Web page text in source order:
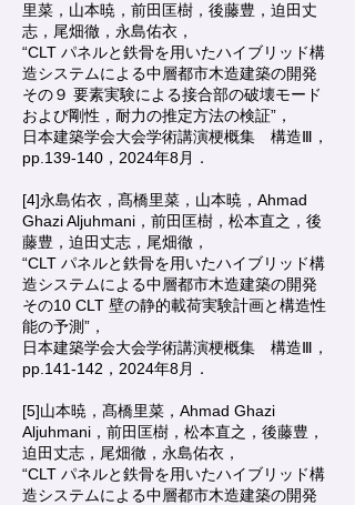
里菜，山本暁，前田匡樹，後藤豊，迫田丈
志，尾畑徹，永島佑衣，
“CLT パネルと鉄骨を用いたハイブリッド構
造システムによる中層都市木造建築の開発
その９ 要素実験による接合部の破壊モード
および剛性，耐力の推定方法の検証”，
日本建築学会大会学術講演梗概集 構造Ⅲ，
pp.139-140，2024年8月．
[4]永島佑衣，髙橋里菜，山本暁，Ahmad
Ghazi Aljuhmani，前田匡樹，松本直之，後
藤豊，迫田丈志，尾畑徹，
“CLT パネルと鉄骨を用いたハイブリッド構
造システムによる中層都市木造建築の開発
その10 CLT 壁の静的載荷実験計画と構造性
能の予測”，
日本建築学会大会学術講演梗概集 構造Ⅲ，
pp.141-142，2024年8月．
[5]山本暁，髙橋里菜，Ahmad Ghazi
Aljuhmani，前田匡樹，松本直之，後藤豊，
迫田丈志，尾畑徹，永島佑衣，
“CLT パネルと鉄骨を用いたハイブリッド構
造システムによる中層都市木造建築の開発